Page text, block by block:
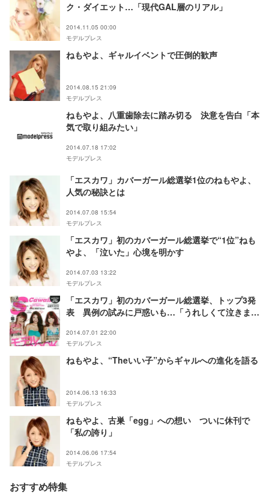
ク・ダイエット…「現代GAL層のリアル」
2014.11.05 00:00
モデルプレス
ねもやよ、ギャルイベントで圧倒的歓声
2014.08.15 21:09
モデルプレス
ねもやよ、八重歯除去に踏み切る 決意を告白「本
気で取り組みたい」
2014.07.18 17:02
モデルプレス
「エスカワ」カバーガール総選挙1位のねもやよ、
人気の秘訣とは
2014.07.08 15:54
モデルプレス
「エスカワ」初のカバーガール総選挙で“1位”ねも
やよ、「泣いた」心境を明かす
2014.07.03 13:22
モデルプレス
「エスカワ」初のカバーガール総選挙、トップ3発
表 異例の試みに戸惑いも…「うれしくて泣きまし
2014.07.01 22:00
モデルプレス
ねもやよ、“Theいい子”からギャルへの進化を語る
2014.06.13 16:33
モデルプレス
ねもやよ、古巣「egg」への想い ついに休刊で
「私の誇り」
2014.06.06 17:54
モデルプレス
おすすめ特集